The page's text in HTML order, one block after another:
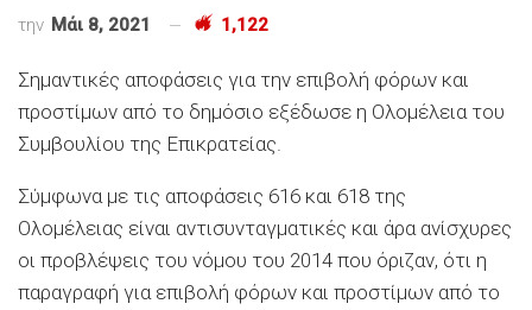
την Μάι 8, 2021 1,122
Σημαντικές αποφάσεις για την επιβολή φόρων και
προστίμων από το δημόσιο εξέδωσε η Ολομέλεια του
Συμβουλίου της Επικρατείας.
Σύμφωνα με τις αποφάσεις 616 και 618 της
Ολομέλειας είναι αντισυνταγματικές και άρα ανίσχυρες
οι προβλέψεις του νόμου του 2014 που όριζαν, ότι η
παραγραφή για επιβολή φόρων και προστίμων από το